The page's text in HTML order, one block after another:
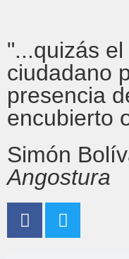
"...quizás
ciudadano
presencia
encubierto
Simón
Angostura